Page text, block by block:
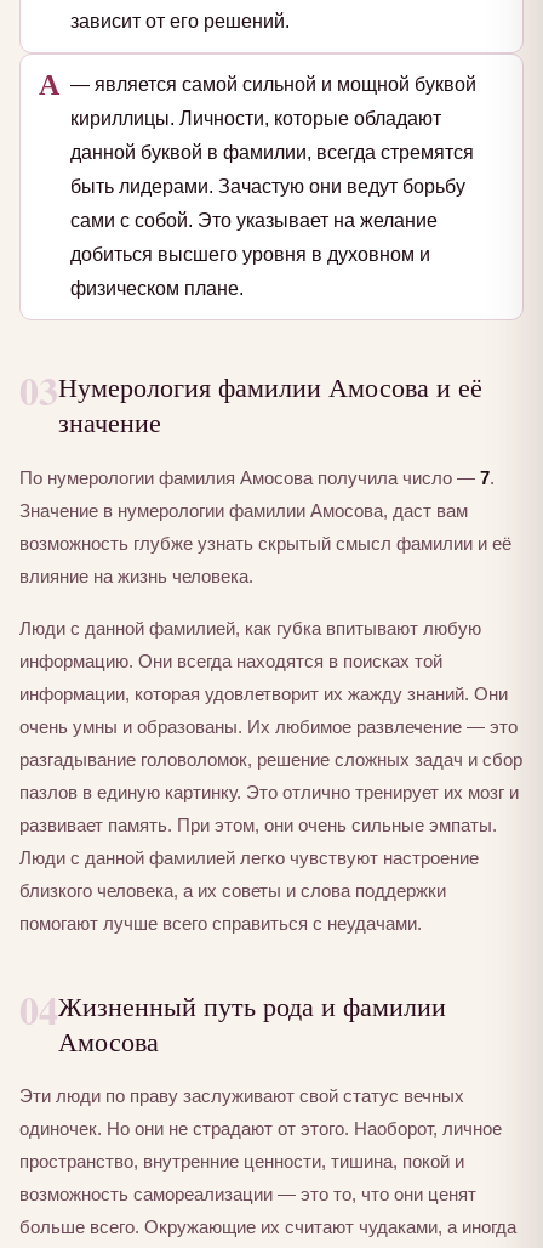
зависит от его решений.
А — является самой сильной и мощной буквой
кириллицы. Личности, которые обладают
данной буквой в фамилии, всегда стремятся
быть лидерами. Зачастую они ведут борьбу
сами с собой. Это указывает на желание
добиться высшего уровня в духовном и
физическом плане.
03Нумерология фамилии Амосова и её
значение
По нумерологии фамилия Амосова получила число — 7.
Значение в нумерологии фамилии Амосова, даст вам
возможность глубже узнать скрытый смысл фамилии и её
влияние на жизнь человека.
Люди с данной фамилией, как губка впитывают любую
информацию. Они всегда находятся в поисках той
информации, которая удовлетворит их жажду знаний. Они
очень умны и образованы. Их любимое развлечение — это
разгадывание головоломок, решение сложных задач и сбор
пазлов в единую картинку. Это отлично тренирует их мозг и
развивает память. При этом, они очень сильные эмпаты.
Люди с данной фамилией легко чувствуют настроение
близкого человека, а их советы и слова поддержки
помогают лучше всего справиться с неудачами.
04Жизненный путь рода и фамилии
Амосова
Эти люди по праву заслуживают свой статус вечных
одиночек. Но они не страдают от этого. Наоборот, личное
пространство, внутренние ценности, тишина, покой и
возможность самореализации — это то, что они ценят
больше всего. Окружающие их считают чудаками, а иногда